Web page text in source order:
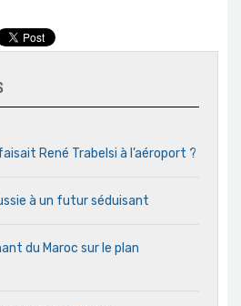
René Trabelsi à l’aéroport ?
à un futur séduisant
du Maroc sur le plan